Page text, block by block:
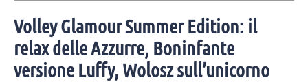
sogno che si realizza”
di Serie A3: "Il mio obiettivo è crescere, imparare e dare il massimo
sempre".
Volley Glamour Summer Edition: il
relax delle Azzurre, Boninfante
versione Luffy, Wolosz sull’unicorno